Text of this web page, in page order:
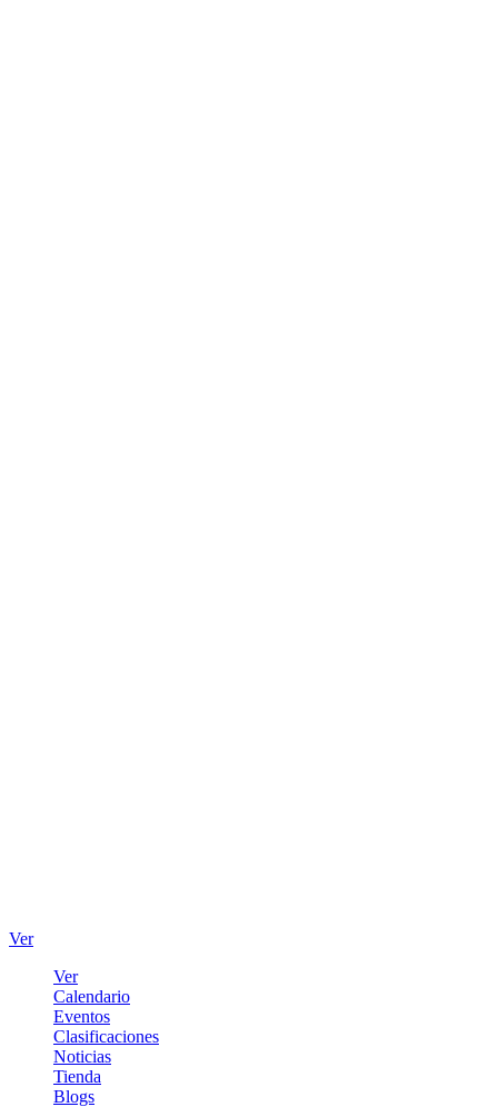
Ver
Ver
Calendario
Eventos
Clasificaciones
Noticias
Tienda
Blogs